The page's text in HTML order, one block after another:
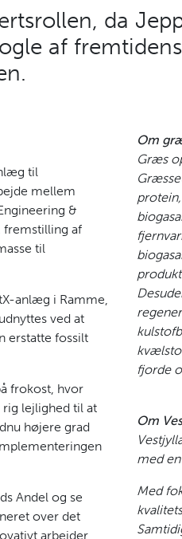
da
af
til
mellem
&
fremstilling af
til
anlæg i Ramme,
ved at
erstatte fossilt
frokost, hvor
lejlighed til at
højere grad
Andel og se
over det
arbejder
Om
Græs
fjorde
Om
med
Med